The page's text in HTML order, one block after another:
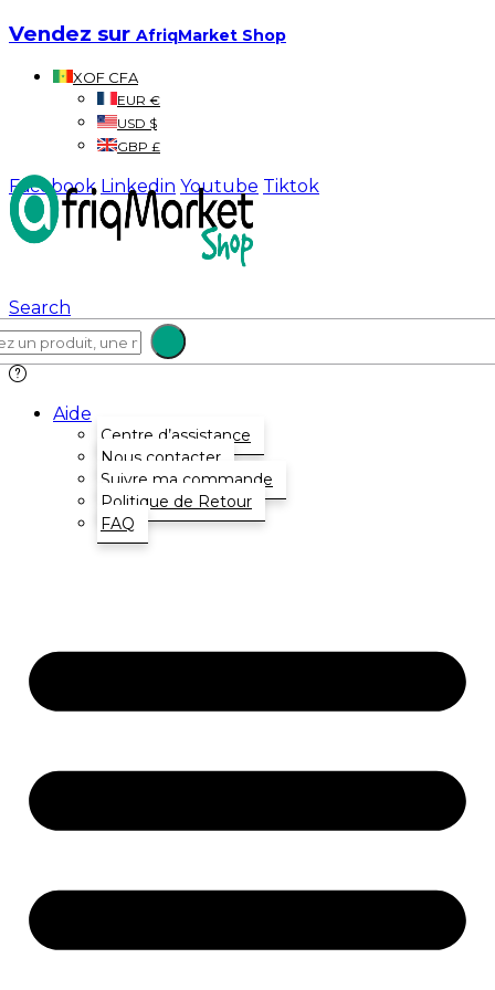
Vendez sur AfriqMarket Shop
XOF CFA
EUR €
USD $
GBP £
Facebook Linkedin Youtube Tiktok
Search
Aide
Centre d’assistance
Nous contacter
Suivre ma commande
Politique de Retour
FAQ